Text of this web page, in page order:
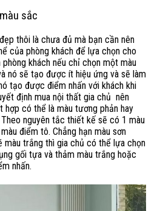
sắc
thôi là chưa đủ mà bạn cần nên
của phòng khách để lựa chọn cho
khách nếu chỉ chọn một màu
nó sẽ tạo được ít hiệu ứng và sẽ làm
tạo được điểm nhấn với khách khi
định mua nội thất gia chủ nên
hợp có thể là màu tương phản hay
nguyên tắc thiết kế sẽ có 1 màu
điểm tô. Chẳng hạn màu sơn
màu trắng thì gia chủ có thể lựa chọn
gối tựa và thảm màu trắng hoặc
nhấn.